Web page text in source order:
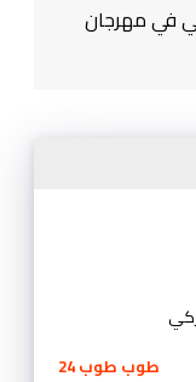
في مهرجان
طوب طوب 24